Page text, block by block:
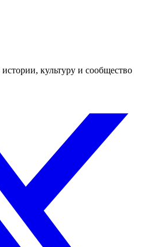
культуру и сообщество